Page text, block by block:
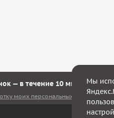
— в течение 10 минут мы с
моих персональных данных, а
Мы